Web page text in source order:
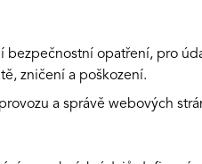
opatření, pro
zničení a poškození.
a správě webových